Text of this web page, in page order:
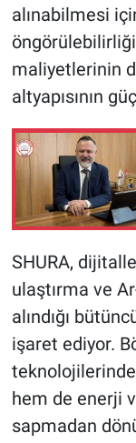
alınabilmesi
maliyetlerinin
altyapısının
SHURA,
ulaştırma ve
alındığı
işaret ediyor.
hem de enerji
sapmadan